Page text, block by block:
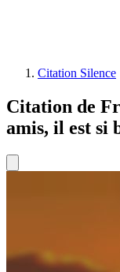
Citation Silence
Citation de
amis, il est si